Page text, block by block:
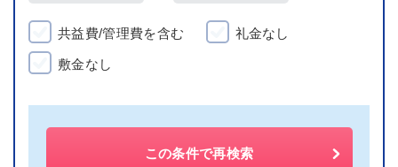
共益費/管理費を含む 礼金なし
敷金なし
この条件で再検索